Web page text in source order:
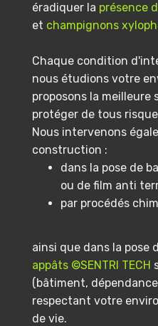
éradiquer la présence
et champignons
Chaque condition
nous étudions votre
proposons la meilleure
protéger de tous
Nous intervenons
construction :
dans la pose de
ou de film anti
par procédés
ainsi que dans la pose
appâts ©SENTRI TECH
(bâtiment,
respectant votre
de vie.